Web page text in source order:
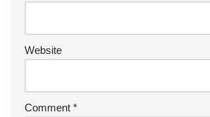
Website
Comment *